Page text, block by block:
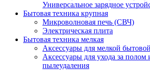
Универсальное зарядное
Бытовая техника крупная
Микроволновая печь (СВЧ)
Электрическая плита
Бытовая техника мелкая
Аксессуары для мелкой
Аксессуары для ухода за полом
пылеудаления